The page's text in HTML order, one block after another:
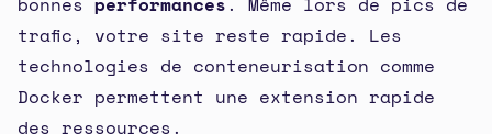
trafic, votre site reste rapide. Les
technologies de conteneurisation comme
Docker permettent une extension rapide
des ressources.